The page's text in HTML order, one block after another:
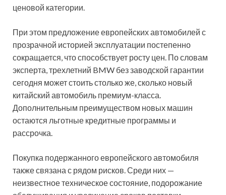
ценовой категории.
При этом предложение европейских автомобилей с
прозрачной историей эксплуатации постепенно
сокращается, что способствует росту цен. По словам
эксперта, трехлетний BMW без заводской гарантии
сегодня может стоить столько же, сколько новый
китайский автомобиль премиум-класса.
Дополнительным преимуществом новых машин
остаются льготные кредитные программы и
рассрочка.
Покупка подержанного европейского автомобиля
также связана с рядом рисков. Среди них —
неизвестное техническое состояние, подорожание